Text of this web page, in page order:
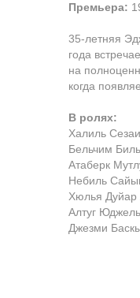
Премьера:
35-летняя
года
на
когда
В ролях:
Халиль
Бельчим
Атаберк
Небиль
Хюлья Дуйар
Алтуг
Джезми